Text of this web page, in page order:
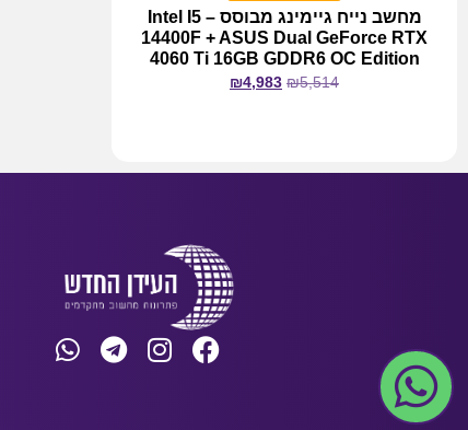
מחשב נייח גיימינג מבוסס Intel I5 –
14400F + ASUS Dual GeForce RTX
4060 Ti 16GB GDDR6 OC Edition
₪5,514
₪4,983